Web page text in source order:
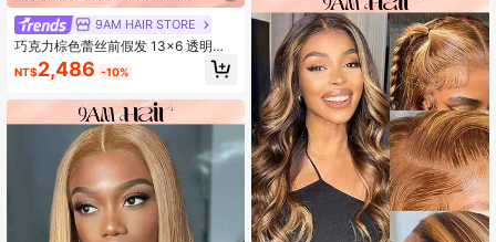
9AM HAIR STORE
巧克力棕色蕾丝前假发 13x6 透明深
波浪蕾丝前假发 人发染色深卷发蕾丝
前假发 女士 预拔自然发际线
NT$2,486 -10%